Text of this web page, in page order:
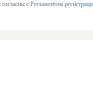
с Регламентом